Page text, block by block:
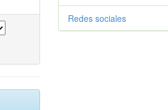
Redes sociales